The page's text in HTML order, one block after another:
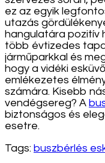
ez az egyik
utazás
hangulatára pozitív
több évtizedes
járműparkkal és
hogy a vidéki
emlékezetes
számára. Kisebb
vendégsereg? A
biztonságos és
esetre.
Tags: buszbérlés